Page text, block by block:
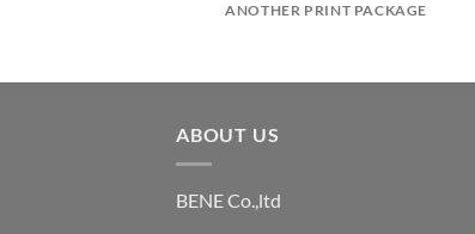
ANOTHER PRINT PACKAGE
ABOUT US
BENE Co.,ltd